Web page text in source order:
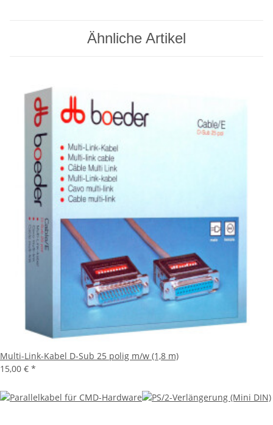
Ähnliche Artikel
Multi-Link-Kabel D-Sub 25 polig m/w (1,8 m)
15,00 € *